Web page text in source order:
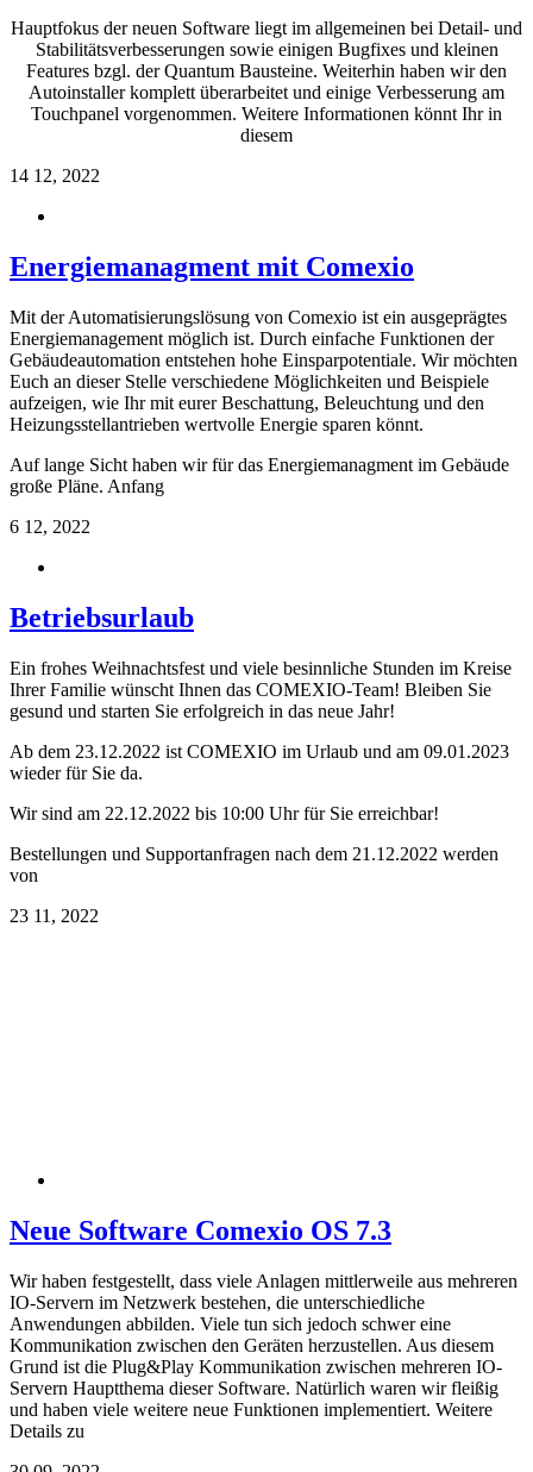
Hauptfokus der neuen Software liegt im allgemeinen bei Detail- und
Stabilitätsverbesserungen sowie einigen Bugfixes und kleinen
Features bzgl. der Quantum Bausteine. Weiterhin haben wir den
Autoinstaller komplett überarbeitet und einige Verbesserung am
Touchpanel vorgenommen. Weitere Informationen könnt Ihr in
diesem
14 12, 2022
Energiemanagment mit Comexio
Mit der Automatisierungslösung von Comexio ist ein ausgeprägtes
Energiemanagement möglich ist. Durch einfache Funktionen der
Gebäudeautomation entstehen hohe Einsparpotentiale. Wir möchten
Euch an dieser Stelle verschiedene Möglichkeiten und Beispiele
aufzeigen, wie Ihr mit eurer Beschattung, Beleuchtung und den
Heizungsstellantrieben wertvolle Energie sparen könnt.
Auf lange Sicht haben wir für das Energiemanagment im Gebäude
große Pläne. Anfang
6 12, 2022
Betriebsurlaub
Ein frohes Weihnachtsfest und viele besinnliche Stunden im Kreise
Ihrer Familie wünscht Ihnen das COMEXIO-Team! Bleiben Sie
gesund und starten Sie erfolgreich in das neue Jahr!
Ab dem 23.12.2022 ist COMEXIO im Urlaub und am 09.01.2023
wieder für Sie da.
Wir sind am 22.12.2022 bis 10:00 Uhr für Sie erreichbar!
Bestellungen und Supportanfragen nach dem 21.12.2022 werden
von
23 11, 2022
Neue Software Comexio OS 7.3
Wir haben festgestellt, dass viele Anlagen mittlerweile aus mehreren
IO-Servern im Netzwerk bestehen, die unterschiedliche
Anwendungen abbilden. Viele tun sich jedoch schwer eine
Kommunikation zwischen den Geräten herzustellen. Aus diesem
Grund ist die Plug&Play Kommunikation zwischen mehreren IO-
Servern Hauptthema dieser Software. Natürlich waren wir fleißig
und haben viele weitere neue Funktionen implementiert. Weitere
Details zu